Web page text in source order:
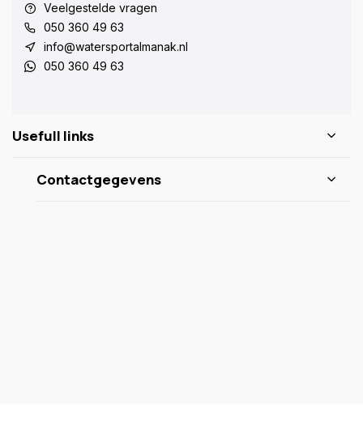
Veelgestelde vragen
050 360 49 63
info@watersportalmanak.nl
050 360 49 63
Usefull links
Contactgegevens